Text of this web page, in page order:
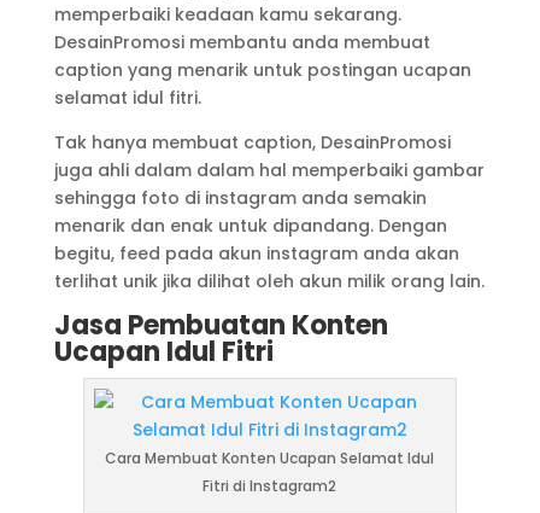
memperbaiki keadaan kamu sekarang.
DesainPromosi membantu anda membuat
caption yang menarik untuk postingan ucapan
selamat idul fitri.
Tak hanya membuat caption, DesainPromosi
juga ahli dalam dalam hal memperbaiki gambar
sehingga foto di instagram anda semakin
menarik dan enak untuk dipandang. Dengan
begitu, feed pada akun instagram anda akan
terlihat unik jika dilihat oleh akun milik orang lain.
Jasa Pembuatan Konten
Ucapan Idul Fitri
Cara Membuat Konten Ucapan Selamat Idul
Fitri di Instagram2